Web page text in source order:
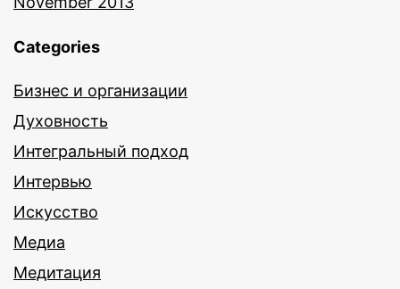
Categories
Бизнес и организации
Духовность
Интегральный подход
Интервью
Искусство
Медиа
Медитация